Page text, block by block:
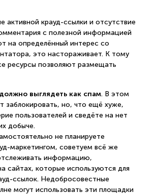
активной крауд-ссылки и отсутствие
с полезной информацией
на определённый интерес со
это настораживает. К тому
ресурсы позволяют размещать
выглядеть как спам. В этом
заблокировать, но, что ещё хуже,
пользователей и сведёте на нет
добыче.
не планируете
маркетингом, советуем всё же
информацию,
сайтах, которые используются для
ссылок. Недобросовестные
могут использовать эти площадки